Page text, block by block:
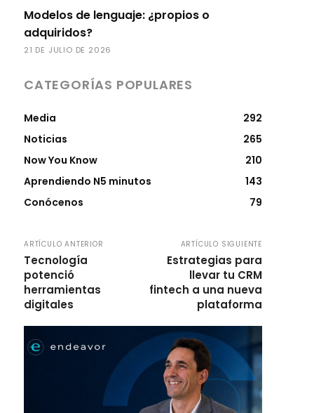
Modelos de lenguaje: ¿propios o
adquiridos?
21 DE JULIO DE 2026
CATEGORÍAS POPULARES
Media
292
Noticias
265
Now You Know
210
Aprendiendo N5 minutos
143
Conócenos
79
ARTÍCULO ANTERIOR
Tecnología
potenció
herramientas
digitales
ARTÍCULO SIGUIENTE
Estrategias para
llevar tu CRM
fintech a una nueva
plataforma